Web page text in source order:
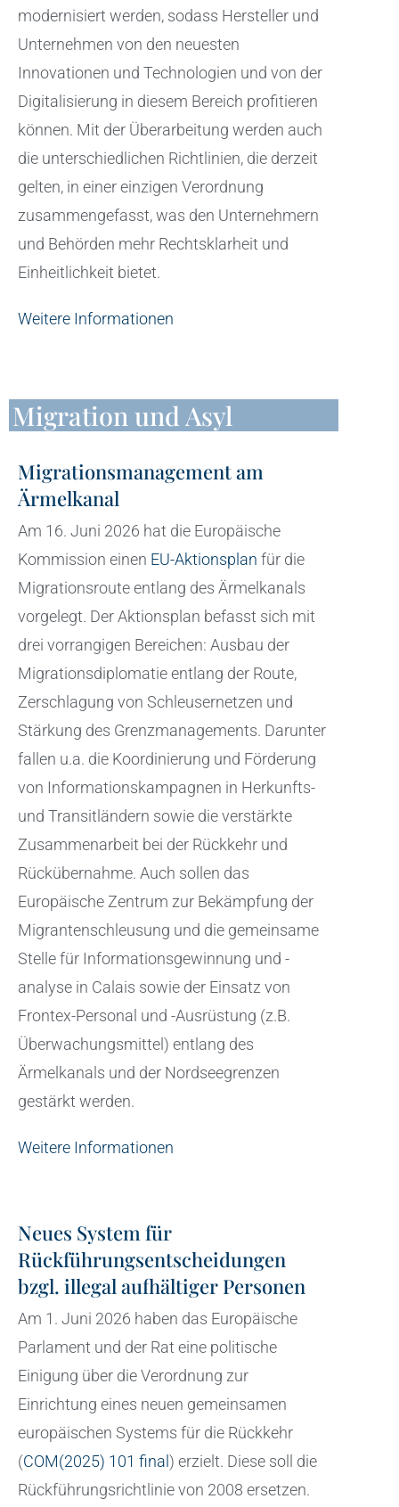
modernisiert werden, sodass Hersteller und
Unternehmen von den neuesten
Innovationen und Technologien und von der
Digitalisierung in diesem Bereich profitieren
können. Mit der Überarbeitung werden auch
die unterschiedlichen Richtlinien, die derzeit
gelten, in einer einzigen Verordnung
zusammengefasst, was den Unternehmern
und Behörden mehr Rechtsklarheit und
Einheitlichkeit bietet.
Weitere Informationen
Migration und Asyl
Migrationsmanagement am
Ärmelkanal
Am 16. Juni 2026 hat die Europäische
Kommission einen EU-Aktionsplan für die
Migrationsroute entlang des Ärmelkanals
vorgelegt. Der Aktionsplan befasst sich mit
drei vorrangigen Bereichen: Ausbau der
Migrationsdiplomatie entlang der Route,
Zerschlagung von Schleusernetzen und
Stärkung des Grenzmanagements. Darunter
fallen u.a. die Koordinierung und Förderung
von Informationskampagnen in Herkunfts-
und Transitländern sowie die verstärkte
Zusammenarbeit bei der Rückkehr und
Rückübernahme. Auch sollen das
Europäische Zentrum zur Bekämpfung der
Migrantenschleusung und die gemeinsame
Stelle für Informationsgewinnung und -
analyse in Calais sowie der Einsatz von
Frontex-Personal und -Ausrüstung (z.B.
Überwachungsmittel) entlang des
Ärmelkanals und der Nordseegrenzen
gestärkt werden.
Weitere Informationen
Neues System für
Rückführungsentscheidungen
bzgl. illegal aufhältiger Personen
Am 1. Juni 2026 haben das Europäische
Parlament und der Rat eine politische
Einigung über die Verordnung zur
Einrichtung eines neuen gemeinsamen
europäischen Systems für die Rückkehr
(COM(2025) 101 final) erzielt. Diese soll die
Rückführungsrichtlinie von 2008 ersetzen.